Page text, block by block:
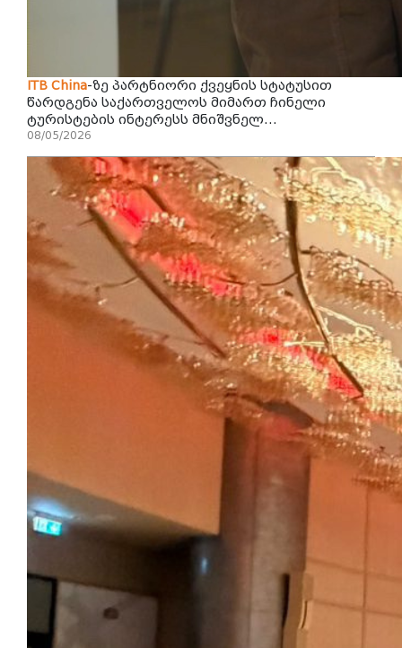
ITB China-ზე პარტნიორი ქვეყნის სტატუსით
წარდგენა საქართველოს მიმართ ჩინელი
ტურისტების ინტერესს მნიშვნელ...
08/05/2026